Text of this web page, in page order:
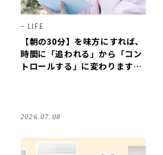
LIFE
【朝の30分】を味方にすれば、
時間に「追われる」から「コン
トロールする」に変わります！
2026.07.08